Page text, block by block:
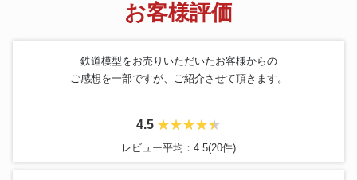
塗装機
EF60 19号機 やすらぎ塗装
SHAY
E901 機関車 鉄道模型 94,800円
ライブスチーム 蒸気機関車 239,940円
1番ゲージ ライブスチーム BR44
お客様評価
鉄道模型をお売りいただいたお客様からの
ご感想を一部ですが、ご紹介させて頂きます。
4.5
レビュー平均：4.5(20件)